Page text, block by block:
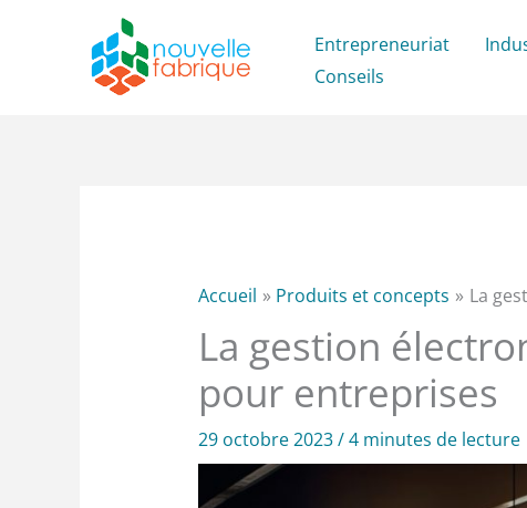
Entrepreneuriat
Conseils
Accueil Produits et concepts La
La gestion
pour entreprises
29 octobre 2023/4 minutes de lecture